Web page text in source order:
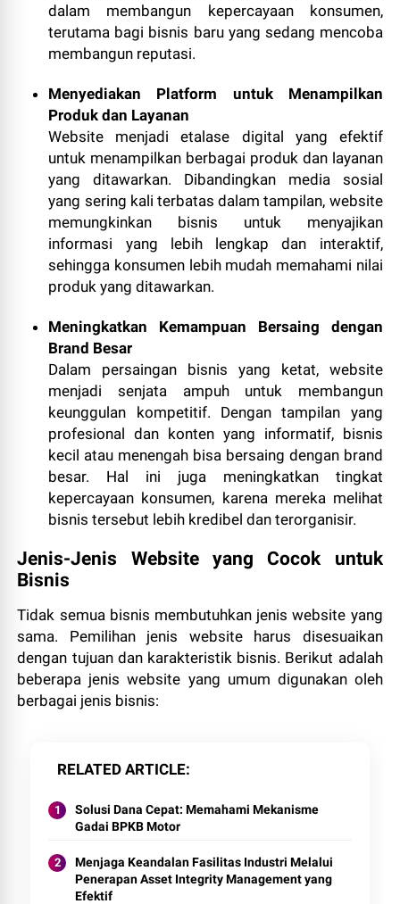
dalam membangun kepercayaan konsumen,
terutama bagi bisnis baru yang sedang mencoba
membangun reputasi.
Menyediakan Platform untuk Menampilkan
Produk dan Layanan
Website menjadi etalase digital yang efektif
untuk menampilkan berbagai produk dan layanan
yang ditawarkan. Dibandingkan media sosial
yang sering kali terbatas dalam tampilan, website
memungkinkan bisnis untuk menyajikan
informasi yang lebih lengkap dan interaktif,
sehingga konsumen lebih mudah memahami nilai
produk yang ditawarkan.
Meningkatkan Kemampuan Bersaing dengan
Brand Besar
Dalam persaingan bisnis yang ketat, website
menjadi senjata ampuh untuk membangun
keunggulan kompetitif. Dengan tampilan yang
profesional dan konten yang informatif, bisnis
kecil atau menengah bisa bersaing dengan brand
besar. Hal ini juga meningkatkan tingkat
kepercayaan konsumen, karena mereka melihat
bisnis tersebut lebih kredibel dan terorganisir.
Jenis-Jenis Website yang Cocok untuk
Bisnis
Tidak semua bisnis membutuhkan jenis website yang
sama. Pemilihan jenis website harus disesuaikan
dengan tujuan dan karakteristik bisnis. Berikut adalah
beberapa jenis website yang umum digunakan oleh
berbagai jenis bisnis:
RELATED ARTICLE
Solusi Dana Cepat: Memahami Mekanisme
Gadai BPKB Motor
Menjaga Keandalan Fasilitas Industri Melalui
Penerapan Asset Integrity Management yang
Efektif